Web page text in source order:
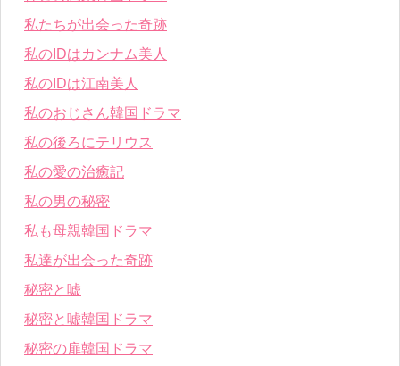
私たちが出会った奇跡
私のIDはカンナム美人
私のIDは江南美人
私のおじさん韓国ドラマ
私の後ろにテリウス
私の愛の治癒記
私の男の秘密
私も母親韓国ドラマ
私達が出会った奇跡
秘密と嘘
秘密と嘘韓国ドラマ
秘密の扉韓国ドラマ